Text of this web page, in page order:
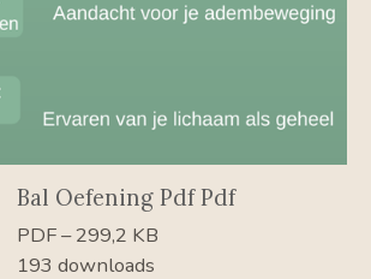
Bal Oefening Pdf Pdf
PDF – 299,2 KB
193 downloads